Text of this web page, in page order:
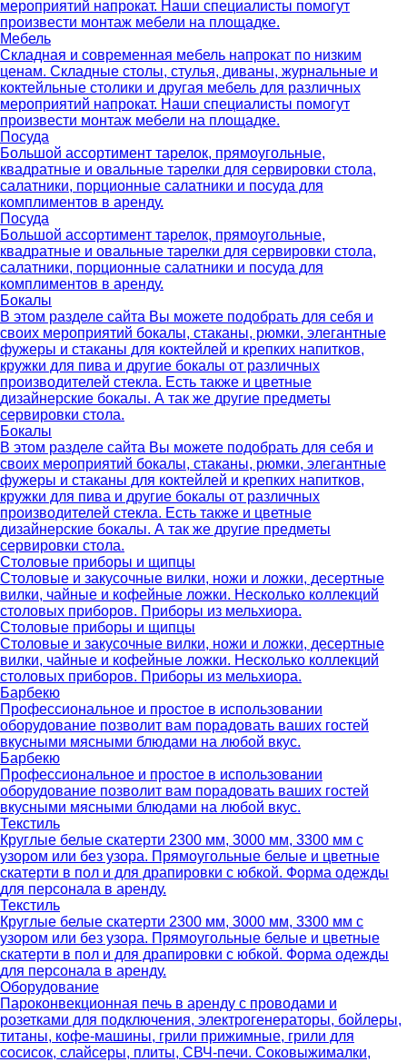
мероприятий напрокат. Наши специалисты помогут
произвести монтаж мебели на площадке.
Мебель
Складная и современная мебель напрокат по низким
ценам. Складные столы, стулья, диваны, журнальные и
коктейльные столики и другая мебель для различных
мероприятий напрокат. Наши специалисты помогут
произвести монтаж мебели на площадке.
Посуда
Большой ассортимент тарелок, прямоугольные,
квадратные и овальные тарелки для сервировки стола,
салатники, порционные салатники и посуда для
комплиментов в аренду.
Посуда
Большой ассортимент тарелок, прямоугольные,
квадратные и овальные тарелки для сервировки стола,
салатники, порционные салатники и посуда для
комплиментов в аренду.
Бокалы
В этом разделе сайта Вы можете подобрать для себя и
своих мероприятий бокалы, стаканы, рюмки, элегантные
фужеры и стаканы для коктейлей и крепких напитков,
кружки для пива и другие бокалы от различных
производителей стекла. Есть также и цветные
дизайнерские бокалы. А так же другие предметы
сервировки стола.
Бокалы
В этом разделе сайта Вы можете подобрать для себя и
своих мероприятий бокалы, стаканы, рюмки, элегантные
фужеры и стаканы для коктейлей и крепких напитков,
кружки для пива и другие бокалы от различных
производителей стекла. Есть также и цветные
дизайнерские бокалы. А так же другие предметы
сервировки стола.
Столовые приборы и щипцы
Столовые и закусочные вилки, ножи и ложки, десертные
вилки, чайные и кофейные ложки. Несколько коллекций
столовых приборов. Приборы из мельхиора.
Столовые приборы и щипцы
Столовые и закусочные вилки, ножи и ложки, десертные
вилки, чайные и кофейные ложки. Несколько коллекций
столовых приборов. Приборы из мельхиора.
Барбекю
Профессиональное и простое в использовании
оборудование позволит вам порадовать ваших гостей
вкусными мясными блюдами на любой вкус.
Барбекю
Профессиональное и простое в использовании
оборудование позволит вам порадовать ваших гостей
вкусными мясными блюдами на любой вкус.
Текстиль
Круглые белые скатерти 2300 мм, 3000 мм, 3300 мм с
узором или без узора. Прямоугольные белые и цветные
скатерти в пол и для драпировки с юбкой. Форма одежды
для персонала в аренду.
Текстиль
Круглые белые скатерти 2300 мм, 3000 мм, 3300 мм с
узором или без узора. Прямоугольные белые и цветные
скатерти в пол и для драпировки с юбкой. Форма одежды
для персонала в аренду.
Оборудование
Пароконвекционная печь в аренду с проводами и
розетками для подключения, электрогенераторы, бойлеры,
титаны, кофе-машины, грили прижимные, грили для
сосисок, слайсеры, плиты, СВЧ-печи. Соковыжималки,